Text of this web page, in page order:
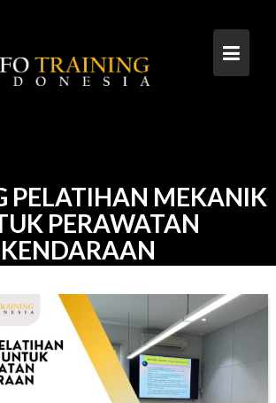
PELATIHAN MEKANIK
PERAWATAN
KENDARAAN